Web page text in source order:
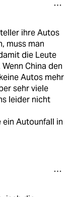
ihre Autos
muss man
die Leute
China den
Autos mehr
sehr viele
leider nicht
ein Autounfall in